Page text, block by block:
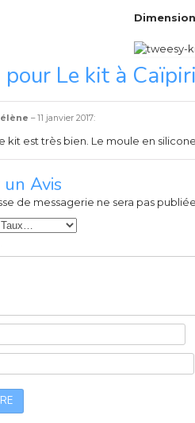
pour Le kit à
–11 janvier 2017:
kit est très bien. Le moule en
Avis
de messagerie ne sera pas publiée.